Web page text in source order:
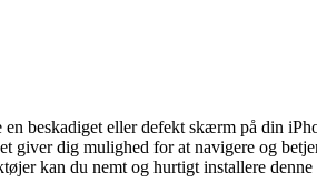
beskadiget eller defekt skærm på din
dig mulighed for at navigere og
kan du nemt og hurtigt installere